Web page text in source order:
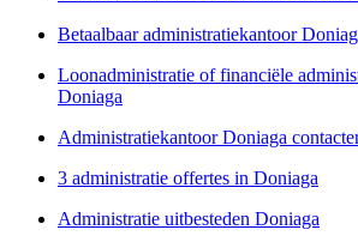
Betaalbaar administratiekantoor
Loonadministratie of financiële
Doniaga
Administratiekantoor Doniaga
3 administratie offertes in Doniaga
Administratie uitbesteden Doniaga